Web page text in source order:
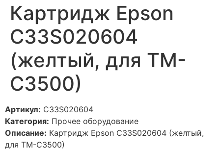
Картридж Epson
C33S020604
(желтый, для TM-
C3500)
Артикул: C33S020604
Категория: Прочее оборудование
Описание: Картридж Epson C33S020604 (желтый,
для TM-C3500)